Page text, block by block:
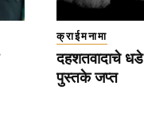
क्राईमनामा
दहशतवादाचे धडे
पुस्तके जप्त